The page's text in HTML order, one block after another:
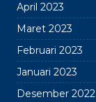
April 2023
Maret 2023
Februari 2023
Januari 2023
Desember 2022